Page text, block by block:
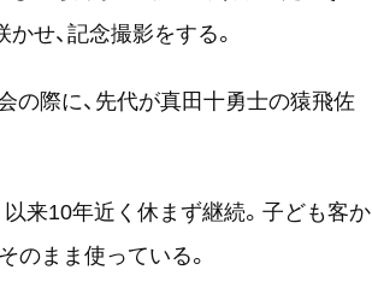
せ、記念撮影をする。
の際に、先代が真田十勇士の猿飛佐
来10年近く休まず継続。子ども客か
のまま使っている。